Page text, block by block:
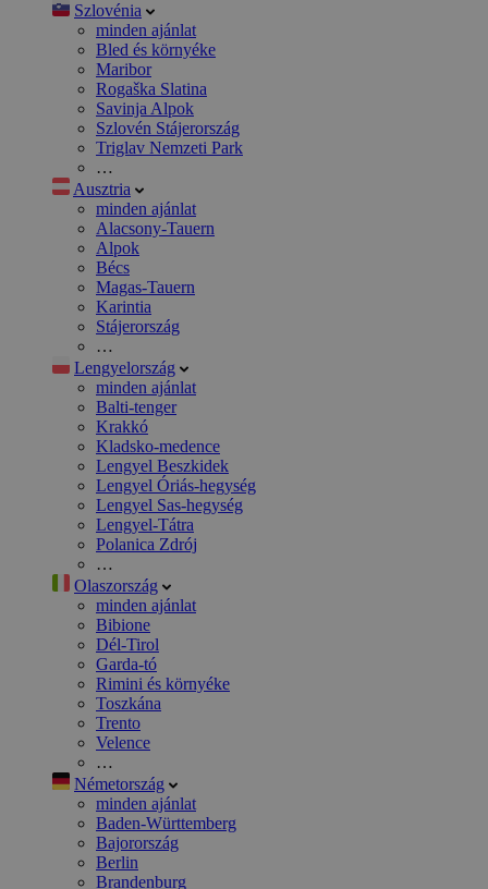
Szlovénia
minden ajánlat
Bled és környéke
Maribor
Rogaška Slatina
Savinja Alpok
Szlovén Stájerország
Triglav Nemzeti Park
…
Ausztria
minden ajánlat
Alacsony-Tauern
Alpok
Bécs
Magas-Tauern
Karintia
Stájerország
…
Lengyelország
minden ajánlat
Balti-tenger
Krakkó
Kladsko-medence
Lengyel Beszkidek
Lengyel Óriás-hegység
Lengyel Sas-hegység
Lengyel-Tátra
Polanica Zdrój
…
Olaszország
minden ajánlat
Bibione
Dél-Tirol
Garda-tó
Rimini és környéke
Toszkána
Trento
Velence
…
Németország
minden ajánlat
Baden-Württemberg
Bajorország
Berlin
Brandenburg